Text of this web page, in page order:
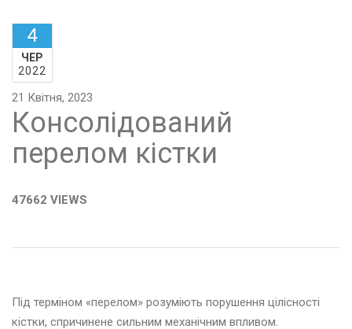
4
ЧЕР
2022
21 Квітня, 2023
Консолідований
перелом кістки
47662 VIEWS
Під терміном «перелом» розуміють порушення цілісності
кістки, спричинене сильним механічним впливом.